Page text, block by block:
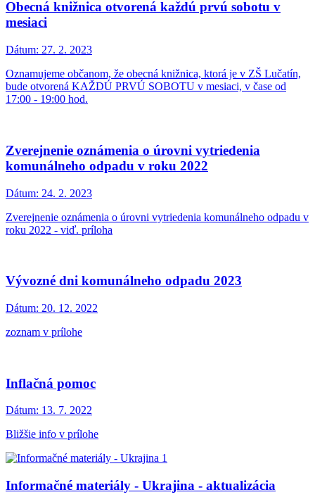
Obecná knižnica otvorená každú prvú sobotu v
mesiaci
Dátum: 27. 2. 2023
Oznamujeme občanom, že obecná knižnica, ktorá je v ZŠ Lučatín,
bude otvorená KAŽDÚ PRVÚ SOBOTU v mesiaci, v čase od
17:00 - 19:00 hod.
Zverejnenie oznámenia o úrovni vytriedenia
komunálneho odpadu v roku 2022
Dátum: 24. 2. 2023
Zverejnenie oznámenia o úrovni vytriedenia komunálneho odpadu v
roku 2022 - viď. príloha
Vývozné dni komunálneho odpadu 2023
Dátum: 20. 12. 2022
zoznam v prílohe
Inflačná pomoc
Dátum: 13. 7. 2022
Bližšie info v prílohe
Informačné materiály - Ukrajina - aktualizácia